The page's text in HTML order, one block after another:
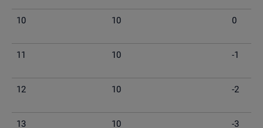
10 10 0
11 10 -1
12 10 -2
13 10 -3